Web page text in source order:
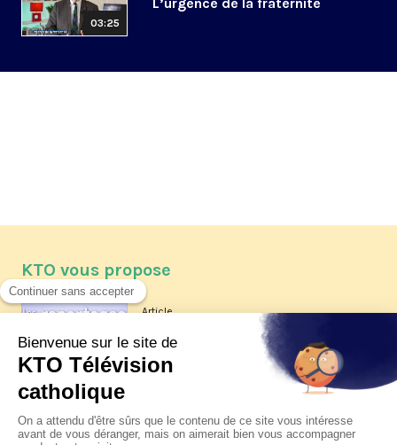
03:25
KTO vous propose
Article
Les reportages d'été 2026 de KTO
La visite pastorale du pape Léon
XIV à Assise à suivre sur KTO le
jeudi 6 août